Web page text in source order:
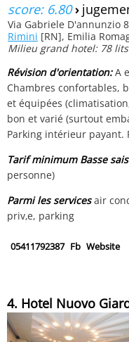
score: 6.80›
Via Gabriele D'annunzio
Rimini [RN], Emilia
Milieu grand hotel: 78 lits
Révision d'orientation:A
Chambres confortables,
et équipées
bon et varié (surtout
Parking intérieur payant.
Tarif minimum Basse
personne)
Parmi les servicesair
priv‚e, parking
05411792387 Fb Website
4. Hotel Nuovo